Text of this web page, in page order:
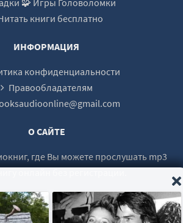
книги бесплатно
ИНФОРМАЦИЯ
конфиденциальности
Правообладателям
О САЙТЕ
где Вы можете прослушать mp3